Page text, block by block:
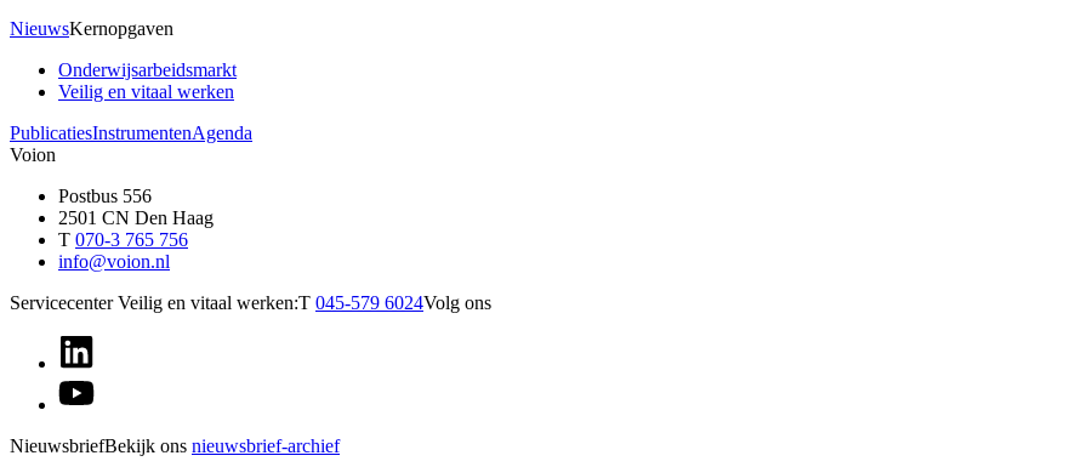
NieuwsKernopgaven
Onderwijsarbeidsmarkt
Veilig en vitaal werken
PublicatiesInstrumentenAgenda
Voion
Postbus 556
2501 CN Den Haag
T 070-3 765 756
info@voion.nl
Servicecenter Veilig en vitaal werken:T 045-579 6024Volg ons
NieuwsbriefBekijk ons nieuwsbrief-archief